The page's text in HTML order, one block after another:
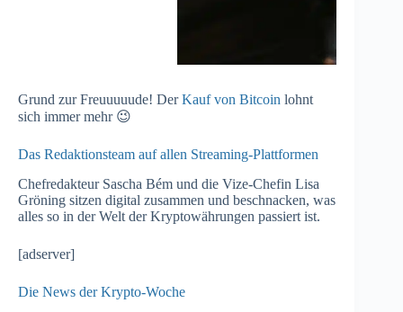
Grund zur Freuuuuude! DerKauf von Bitcoin lohnt
sich immer mehr 😉
Das Redaktionsteam auf allen Streaming-Plattformen
Chefredakteur Sascha Bém und die Vize-Chefin Lisa
Gröning sitzen digital zusammen und beschnacken, was
alles so in der Welt der Kryptowährungen passiert ist.
[adserver]
Die News der Krypto-Woche